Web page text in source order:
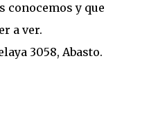
conocemos y que
a ver.
3058, Abasto.